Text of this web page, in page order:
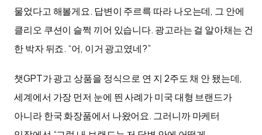
물었다고 해볼게요. 답변이 주르륵 따라 나오는데, 그 안에
클리오 쿠션이 슬쩍 끼어 있습니다. 광고라는 걸 알아채는 건
한 박자 뒤죠. “어, 이거 광고였네?”
챗GPT가 광고 상품을 정식으로 연 지 2주도 채 안 됐는데,
세계에서 가장 먼저 눈에 띈 사례가 미국 대형 브랜드가
아니라 한국 화장품에서 나왔어요. 그러니까 마케터